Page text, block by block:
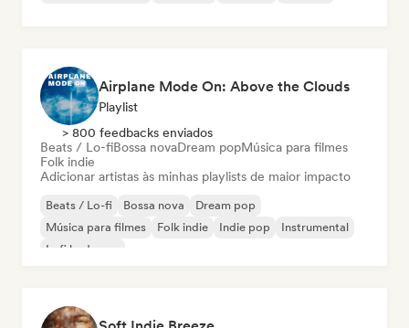
Airplane Mode On: Above the Clouds
Playlist
> 800 feedbacks enviados
Beats / Lo-fiBossa novaDream popMúsica para filmes
Folk indie
Adicionar artistas às minhas playlists de maior impacto
Beats / Lo-fi Bossa nova
Dream pop
Música para filmes
Folk indie Indie pop
Instrumental
Lofi bedroom